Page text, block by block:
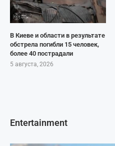
В Киеве и области в результате
обстрела погибли 15 человек,
более 40 пострадали
5 августа, 2026
Entertainment